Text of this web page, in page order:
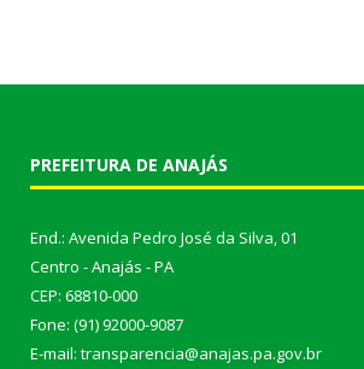
PREFEITURA DE ANAJÁS
End.: Avenida Pedro José da Silva, 01
Centro - Anajás - PA
CEP: 68810-000
Fone: (91) 92000-9087
E-mail: transparencia@anajas.pa.gov.br